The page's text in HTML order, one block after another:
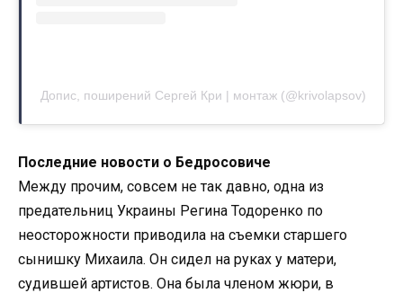
Допис, поширений Сергей Кри | монтаж (@krivolapsov)
Последние новости о Бедросовиче
Между прочим, совсем не так давно, одна из
предательниц Украины Регина Тодоренко по
неосторожности приводила на съемки старшего
сынишку Михаила. Он сидел на руках у матери,
судившей артистов. Она была членом жюри, в